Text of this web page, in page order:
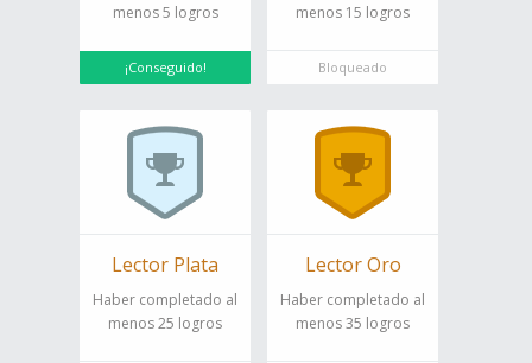
menos 5 logros
¡Conseguido!
menos 15 logros
Bloqueado
Lector Plata
Haber completado al
menos 25 logros
Lector Oro
Haber completado al
menos 35 logros